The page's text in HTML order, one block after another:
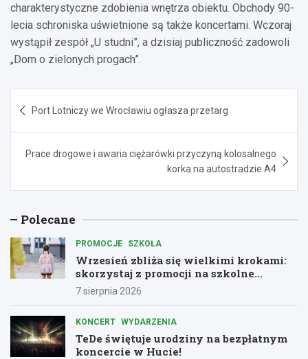
charakterystyczne zdobienia wnętrza obiektu. Obchody 90-
lecia schroniska uświetnione są także koncertami. Wczoraj
wystąpił zespół „U studni”, a dzisiaj publiczność zadowoli
„Dom o zielonych progach”.
wpisu
Port Lotniczy we Wrocławiu ogłasza przetarg
Prace drogowe i awaria ciężarówki przyczyną kolosalnego
korka na autostradzie A4
Polecane
PROMOCJE SZKOŁA
Wrzesień zbliża się wielkimi krokami:
skorzystaj z promocji na szkolne
zestawy!
7 sierpnia 2026
KONCERT WYDARZENIA
TeDe świętuje urodziny na bezpłatnym
koncercie w Hucie!